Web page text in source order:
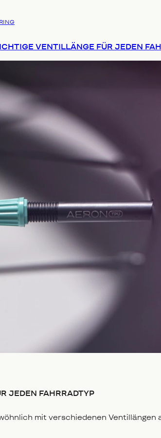
VENTILLÄNGE FÜR JEDEN
JEDEN FAHRRADTYP
mit verschiedenen Ventillängen